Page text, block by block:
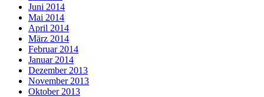
Juni 2014
Mai 2014
April 2014
März 2014
Februar 2014
Januar 2014
Dezember 2013
November 2013
Oktober 2013